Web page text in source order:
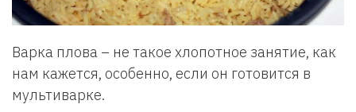
Варка плова – не такое хлопотное занятие, как
нам кажется, особенно, если он готовится в
мультиварке.